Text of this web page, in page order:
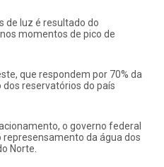
de luz é resultado do
momentos de pico de
que respondem por 70% da
reservatórios do país
o governo federal
da água dos
Norte.